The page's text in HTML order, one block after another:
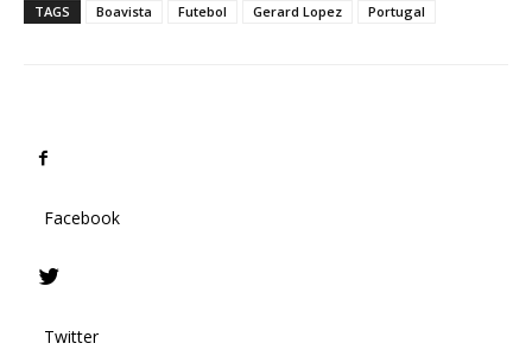
TAGS Boavista Futebol Gerard Lopez Portugal
Facebook
Twitter